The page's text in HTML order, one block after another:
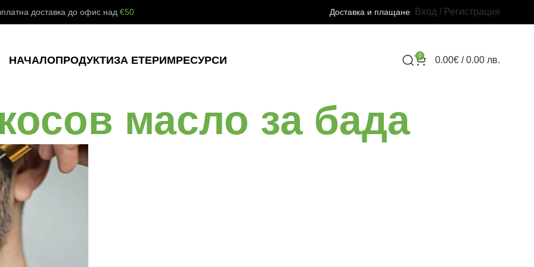
доставка до офис над€50 Доставка и плащане Вход / Регистрация
НАЧАЛОПРОДУКТИЗА ЕТЕРИМРЕСУРСИ 0 0.00€/ 0.00 лв.
масло за бада